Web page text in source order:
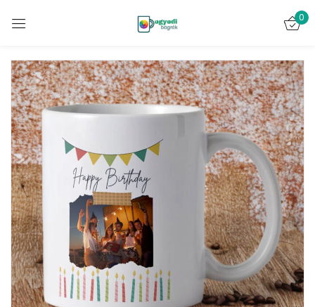
0
Bejelentkezés
Emlékezz rám Elveszett jelszó?
BELÉPÉS
FIÓK LÉTREHOZÁSA